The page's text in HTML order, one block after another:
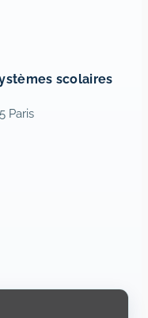
scolaires
Paris